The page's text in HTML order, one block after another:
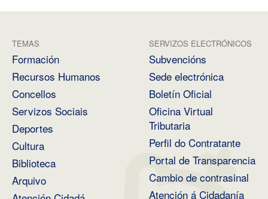
TEMAS
Formación
Recursos Humanos
Concellos
Servizos Sociais
Deportes
Cultura
Biblioteca
Arquivo
SERVIZOS ELECTRÓNICOS
Subvencións
Sede electrónica
Boletín Oficial
Oficina Virtual
Tributaria
Perfil do Contratante
Portal de Transparencia
Cambio de contrasinal
Atención á Cidadanía